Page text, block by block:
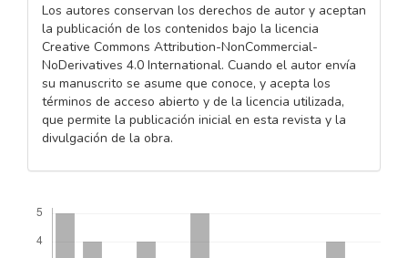
Los autores conservan los derechos de autor y aceptan
la publicación de los contenidos bajo la licencia
Creative Commons Attribution-NonCommercial-
NoDerivatives 4.0 International. Cuando el autor envía
su manuscrito se asume que conoce, y acepta los
términos de acceso abierto y de la licencia utilizada,
que permite la publicación inicial en esta revista y la
divulgación de la obra.